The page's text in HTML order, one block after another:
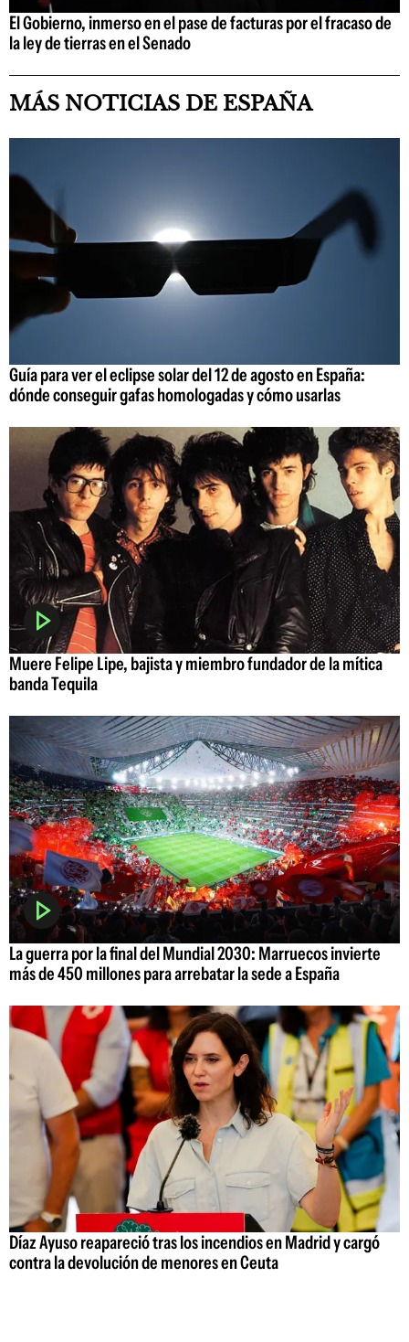
El Gobierno, inmerso en el pase de facturas por el fracaso de
la ley de tierras en el Senado
MÁS NOTICIAS DE ESPAÑA
Guía para ver el eclipse solar del 12 de agosto en España:
dónde conseguir gafas homologadas y cómo usarlas
Muere Felipe Lipe, bajista y miembro fundador de la mítica
banda Tequila
La guerra por la final del Mundial 2030: Marruecos invierte
más de 450 millones para arrebatar la sede a España
Díaz Ayuso reapareció tras los incendios en Madrid y cargó
contra la devolución de menores en Ceuta